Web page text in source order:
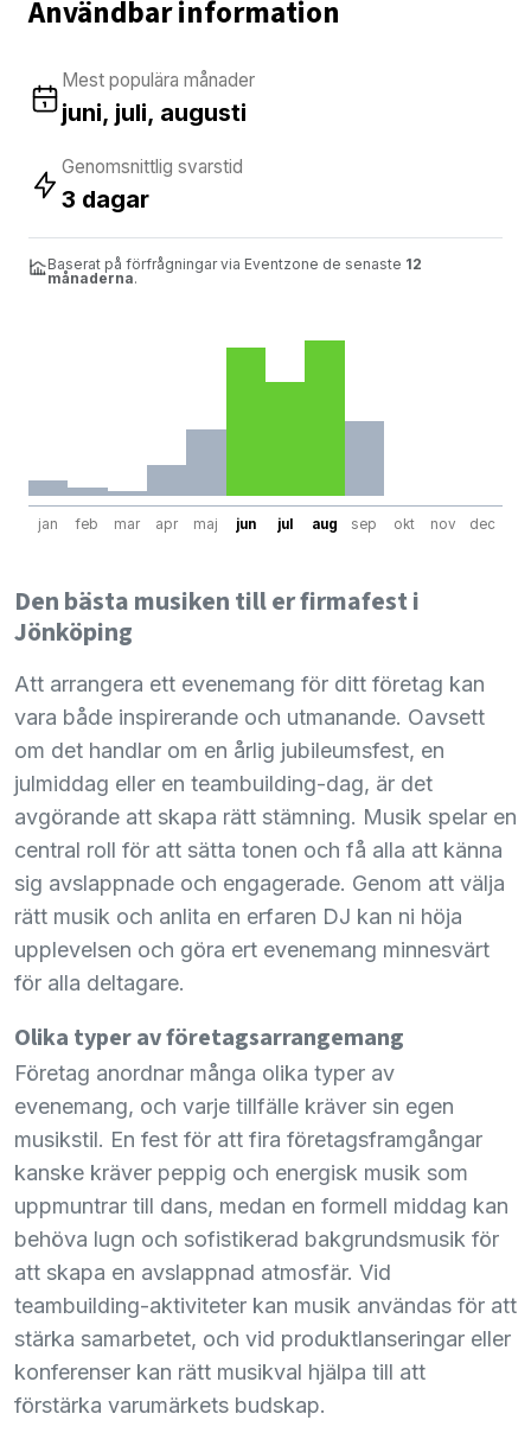
Användbar information
Mest populära månader
juni, juli, augusti
Genomsnittlig svarstid
3 dagar
Baserat på förfrågningar via Eventzone de senaste 12
månaderna.
jan feb mar apr maj jun jul aug sep okt nov dec
Den bästa musiken till er firmafest i
Jönköping
Att arrangera ett evenemang för ditt företag kan
vara både inspirerande och utmanande. Oavsett
om det handlar om en årlig jubileumsfest, en
julmiddag eller en teambuilding-dag, är det
avgörande att skapa rätt stämning. Musik spelar en
central roll för att sätta tonen och få alla att känna
sig avslappnade och engagerade. Genom att välja
rätt musik och anlita en erfaren DJ kan ni höja
upplevelsen och göra ert evenemang minnesvärt
för alla deltagare.
Olika typer av företagsarrangemang
Företag anordnar många olika typer av
evenemang, och varje tillfälle kräver sin egen
musikstil. En fest för att fira företagsframgångar
kanske kräver peppig och energisk musik som
uppmuntrar till dans, medan en formell middag kan
behöva lugn och sofistikerad bakgrundsmusik för
att skapa en avslappnad atmosfär. Vid
teambuilding-aktiviteter kan musik användas för att
stärka samarbetet, och vid produktlanseringar eller
konferenser kan rätt musikval hjälpa till att
förstärka varumärkets budskap.